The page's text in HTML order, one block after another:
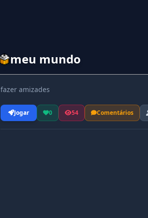
meu mundo
fazer amizades
Jogar 0 54 Comentários